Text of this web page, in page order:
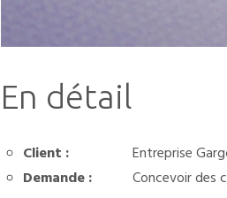
En détail
Client :
Entreprise
Demande :
Concevoir des